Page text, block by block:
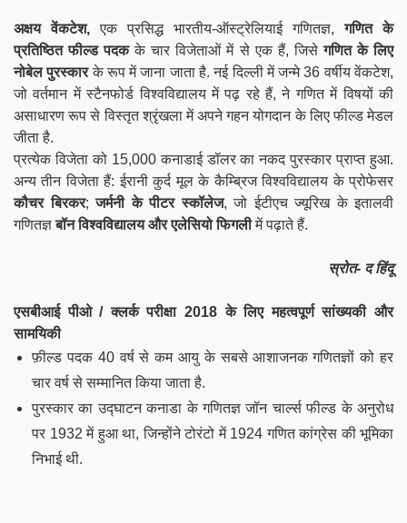
अक्षय वेंकटेश, एक प्रसिद्ध भारतीय-ऑस्ट्रेलियाई गणितज्ञ,गणित के
प्रतिष्ठित फील्ड पदकके चार विजेताओं में से एक हैं, जिसेगणित के लिए
नोबेल पुरस्कारके रूप में जाना जाता है. नई दिल्ली में जन्मे 36 वर्षीय वेंकटेश,
जो वर्तमान में स्टैनफोर्ड विश्वविद्यालय में पढ़ रहे हैं, ने गणित में विषयों की
असाधारण रूप से विस्तृत श्रृंखला में अपने गहन योगदान के लिए फील्ड मेडल
जीता है.
प्रत्येक विजेता को 15,000 कनाडाई डॉलर का नकद पुरस्कार प्राप्त हुआ.
अन्य तीन विजेता हैं: ईरानी कुर्द मूल के कैम्ब्रिज विश्वविद्यालय के प्रोफेसर
कौचर बिरकर;जर्मनी के पीटर स्कॉलेज, जो ईटीएच ज्यूरिख के इतालवी
गणितज्ञबॉन विश्वविद्यालय और एलेसियो फिगलीमें पढ़ाते हैं.
स्रोत- द हिंदू
एसबीआई पीओ / क्लर्क परीक्षा 2018 के लिए महत्वपूर्ण सांख्यकी और
सामयिकी
फ़ील्ड पदक 40 वर्ष से कम आयु के सबसे आशाजनक गणितज्ञों को हर
चार वर्ष से सम्मानित किया जाता है.
पुरस्कार का उद्घाटन कनाडा के गणितज्ञ जॉन चार्ल्स फील्ड के अनुरोध
पर 1932 में हुआ था, जिन्होंने टोरंटो में 1924 गणित कांग्रेस की भूमिका
निभाई थी.